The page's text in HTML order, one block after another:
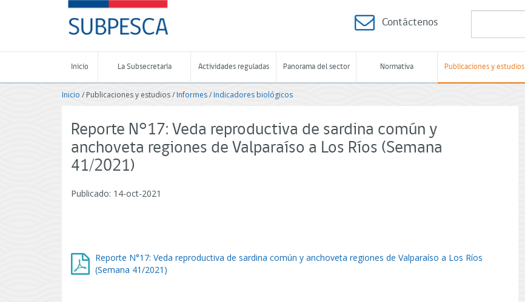
-
Subsecretaría
de
Pesca
Acuicultura
-
de
Chile
Contáctenos
Inicio La Subsecretaría Actividades reguladas Panorama del sector Normativa Publicaciones y estudios
Inicio / Publicaciones y estudios /Informes/ Indicadores biológicos
Reporte N°17: Veda reproductiva de sardina común y
anchoveta regiones de Valparaíso a Los Ríos (Semana
41/2021)
Publicado: 14-oct-2021
Reporte N°17: Veda reproductiva de sardina común y anchoveta regiones de Valparaíso a Los Ríos
(Semana 41/2021)